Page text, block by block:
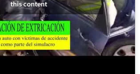
this content